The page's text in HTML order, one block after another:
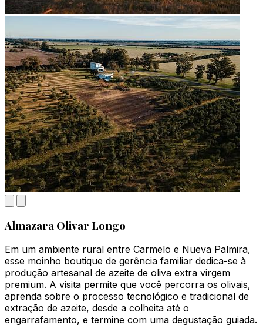
Almazara Olivar Longo
Em um ambiente rural entre Carmelo e Nueva Palmira,
esse moinho boutique de gerência familiar dedica-se à
produção artesanal de azeite de oliva extra virgem
premium. A visita permite que você percorra os olivais,
aprenda sobre o processo tecnológico e tradicional de
extração de azeite, desde a colheita até o
engarrafamento, e termine com uma degustação guiada.